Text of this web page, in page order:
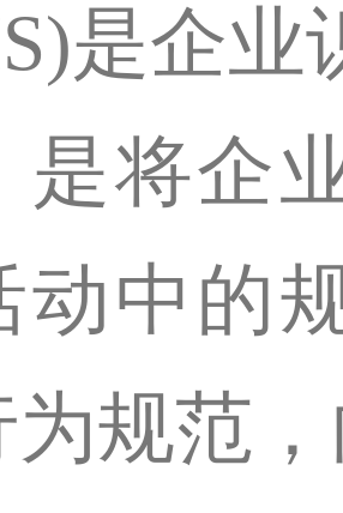
是企业
是将企
动中的
规范，